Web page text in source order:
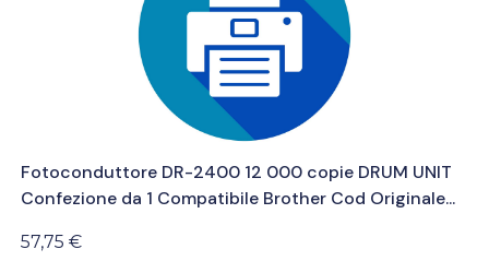
Fotoconduttore DR-2400 12 000 copie DRUM UNIT
Confezione da 1 Compatibile Brother Cod Originale...
57,75 €